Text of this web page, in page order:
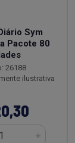
Sym
Pacote 80
26188
ilustrativa